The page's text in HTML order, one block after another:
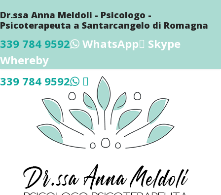
Dr.ssa Anna Meldoli - Psicologo -
Psicoterapeuta a Santarcangelo di Romagna
339 784 9592 WhatsApp
Skype
Whereby
339 784 9592